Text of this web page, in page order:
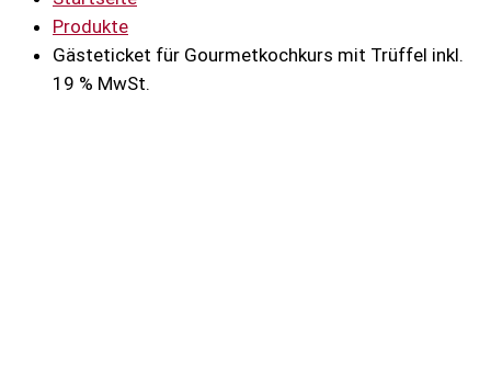
Produkte
Gästeticket für Gourmetkochkurs mit Trüffel inkl.
19 % MwSt.